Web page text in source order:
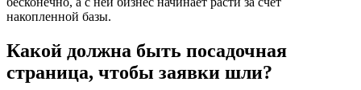
накопленной базы.
Какой должна быть посадочная
страница, чтобы заявки шли?